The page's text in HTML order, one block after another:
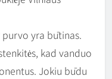
yra būtinas.
kad vanduo
Jokiu būdu